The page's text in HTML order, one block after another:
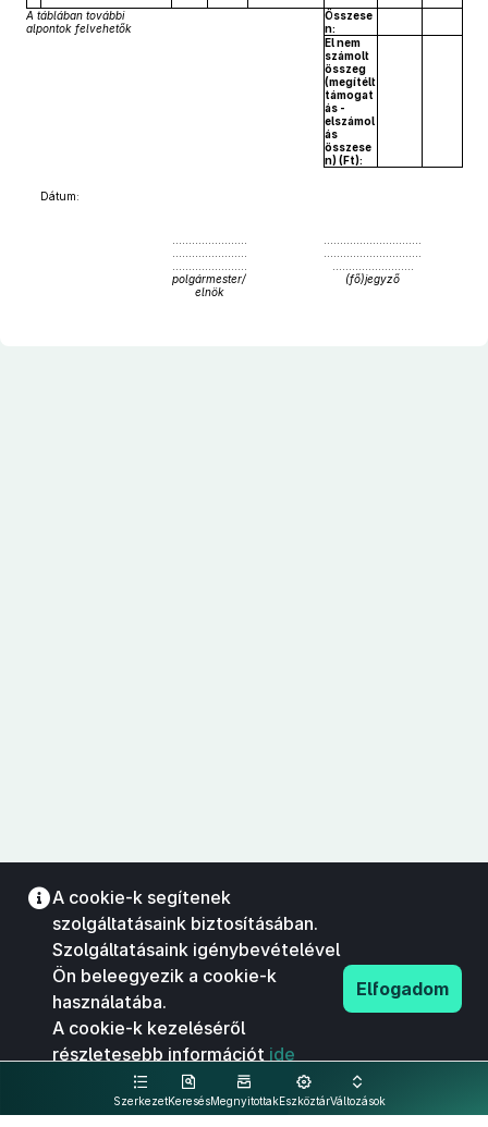
A táblában további
alpontok felvehetők
Összese
n:
El nem
számolt
összeg
(megítélt
támogat
ás -
elszámol
ás
összese
n) (Ft):
Dátum:
polgármester/
elnök
(fő)jegyző
SzerkezetKeresésMegnyitottakEszköztárVáltozások
A cookie-k segítenek
szolgáltatásaink biztosításában.
Szolgáltatásaink igénybevételével
Ön beleegyezik a cookie-k
használatába.
A cookie-k kezeléséről
részletesebb információt ide
kattintva olvashat.
Elfogadom